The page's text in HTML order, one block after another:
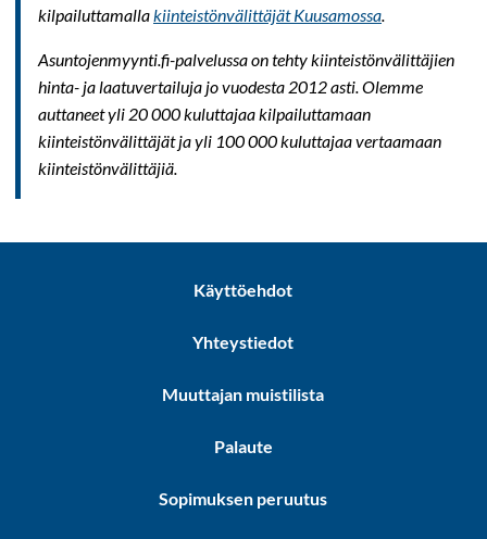
kilpailuttamallakiinteistönvälittäjät Kuusamossa.
Asuntojenmyynti.fi-palvelussa on tehty kiinteistönvälittäjien
hinta- ja laatuvertailuja jo vuodesta 2012 asti. Olemme
auttaneet yli 20 000 kuluttajaa kilpailuttamaan
kiinteistönvälittäjät ja yli 100 000 kuluttajaa vertaamaan
kiinteistönvälittäjiä.
Käyttöehdot
Yhteystiedot
Muuttajan muistilista
Palaute
Sopimuksen peruutus